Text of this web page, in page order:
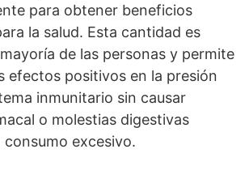
para obtener beneficios
la salud. Esta cantidad es
de las personas y permite
efectos positivos en la presión
inmunitario sin causar
o molestias digestivas
consumo excesivo.